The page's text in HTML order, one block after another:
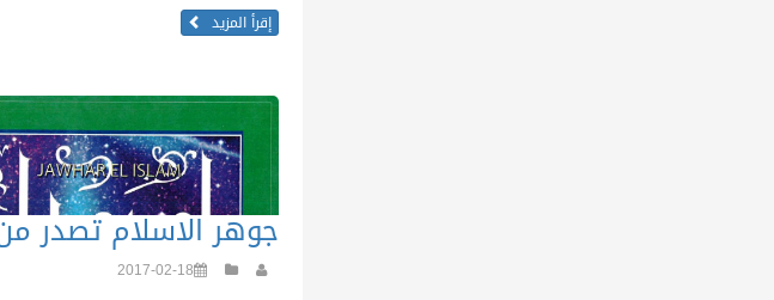
إقرأ المزيد
جوهر الاسلام تصدر
2017-02-18